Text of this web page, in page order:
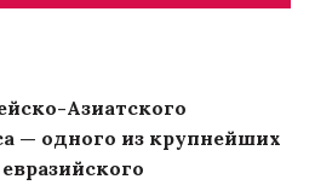
Азиатского
— одного из крупнейших